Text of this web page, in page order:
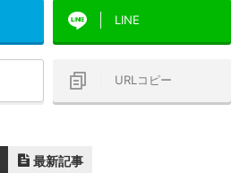
LINE
URLコピー
最新記事